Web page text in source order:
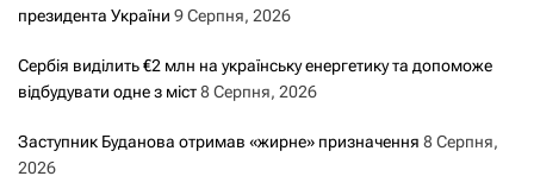
президента України 9 Серпня, 2026
Сербія виділить €2 млн на українську енергетику та допоможе
відбудувати одне з міст8 Серпня, 2026
Заступник Буданова отримав «жирне» призначення 8 Серпня,
2026